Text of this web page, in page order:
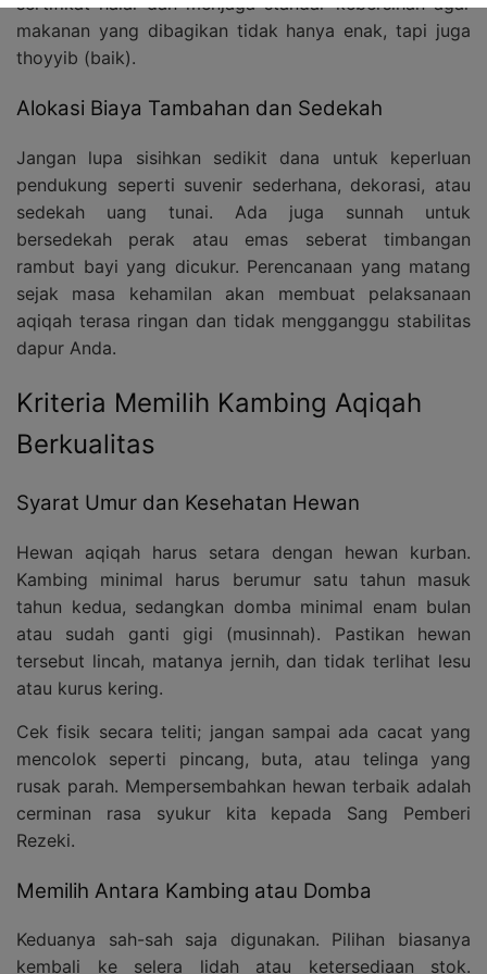
makanan yang dibagikan tidak hanya enak, tapi juga
thoyyib (baik).
Alokasi Biaya Tambahan dan Sedekah
Jangan lupa sisihkan sedikit dana untuk keperluan
pendukung seperti suvenir sederhana, dekorasi, atau
sedekah uang tunai. Ada juga sunnah untuk
bersedekah perak atau emas seberat timbangan
rambut bayi yang dicukur. Perencanaan yang matang
sejak masa kehamilan akan membuat pelaksanaan
aqiqah terasa ringan dan tidak mengganggu stabilitas
dapur Anda.
Kriteria Memilih Kambing Aqiqah
Berkualitas
Syarat Umur dan Kesehatan Hewan
Hewan aqiqah harus setara dengan hewan kurban.
Kambing minimal harus berumur satu tahun masuk
tahun kedua, sedangkan domba minimal enam bulan
atau sudah ganti gigi (musinnah). Pastikan hewan
tersebut lincah, matanya jernih, dan tidak terlihat lesu
atau kurus kering.
Cek fisik secara teliti; jangan sampai ada cacat yang
mencolok seperti pincang, buta, atau telinga yang
rusak parah. Mempersembahkan hewan terbaik adalah
cerminan rasa syukur kita kepada Sang Pemberi
Rezeki.
Memilih Antara Kambing atau Domba
Keduanya sah-sah saja digunakan. Pilihan biasanya
kembali ke selera lidah atau ketersediaan stok.